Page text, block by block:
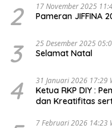
2 17 November 2025
Pameran JIFFINA
3 25 Desember 2025
Selamat Natal
4 31 Januari 2026 17:29
Ketua RKP DIY :
dan Kreatifitas
7 Februari 2026 14:23